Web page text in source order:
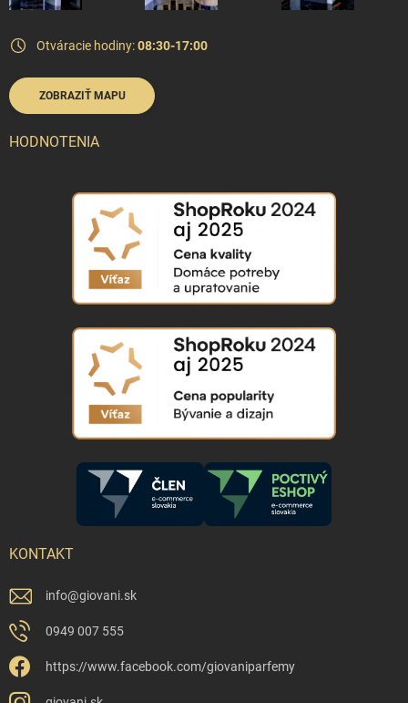
Otváracie hodiny:08:30-17:00
ZOBRAZIŤ MAPU
HODNOTENIA
KONTAKT
info@giovani.sk
0949 007 555
https://www.facebook.com/giovaniparfemy